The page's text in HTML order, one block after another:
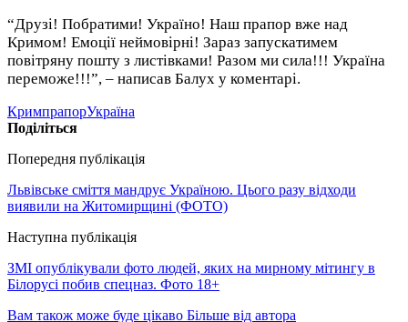
“Друзі! Побратими! Україно! Наш прапор вже над
Кримом! Емоції неймовірні! Зараз запускатимем
повітряну пошту з листівками! Разом ми сила!!! Україна
переможе!!!”, – написав Балух у коментарі.
КримпрапорУкраїна
Поділіться
Попередня публікація
Львівське сміття мандрує Україною. Цього разу відходи
виявили на Житомирщині (ФОТО)
Наступна публікація
ЗМІ опублікували фото людей, яких на мирному мітингу в
Білорусі побив спецназ. Фото 18+
Вам також може буде цікаво Більше від автора